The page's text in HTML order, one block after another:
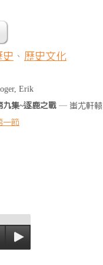
史 、 歷史文化
Erik
九集~逐鹿之戰 — 蚩尤軒轅
一節